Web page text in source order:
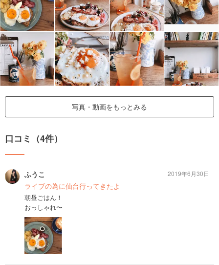
写真・動画をもっとみる
口コミ（4件）
ふうこ
ライブの為に仙台行ってきたよ
朝昼ごはん！
おっしゃれ〜
2019年6月30日